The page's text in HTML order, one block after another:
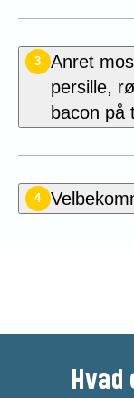
3
Anret
persille,
bacon på
4